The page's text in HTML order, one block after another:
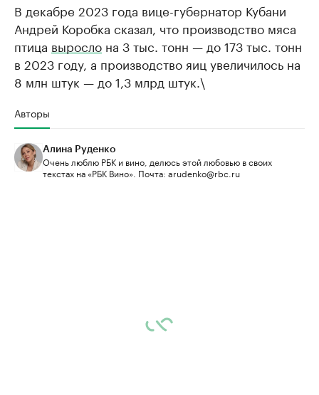
В декабре 2023 года вице-губернатор Кубани
Андрей Коробка сказал, что производство мяса
птица выросло на 3 тыс. тонн — до 173 тыс. тонн
в 2023 году, а производство яиц увеличилось на
8 млн штук — до 1,3 млрд штук.\
Авторы
Алина Руденко
Очень люблю РБК и вино, делюсь этой любовью в своих
текстах на «РБК Вино». Почта: arudenko@rbc.ru